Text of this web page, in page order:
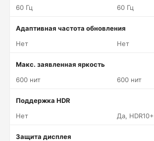
60 Гц
60 Гц
Адаптивная частота обновления
Нет
Нет
Макс. заявленная яркость
600 нит
600 нит
Поддержка HDR
Нет
Да, HDR10+
Защита дисплея